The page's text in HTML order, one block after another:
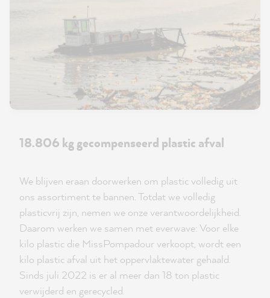
18.806 kg gecompenseerd plastic afval
We blijven eraan doorwerken om plastic volledig uit
ons assortiment te bannen. Totdat we volledig
plasticvrij zijn, nemen we onze verantwoordelijkheid.
Daarom werken we samen met everwave: Voor elke
kilo plastic die MissPompadour verkoopt, wordt een
kilo plastic afval uit het oppervlaktewater gehaald.
Sinds juli 2022 is er al meer dan 18 ton plastic
verwijderd en gerecycled.